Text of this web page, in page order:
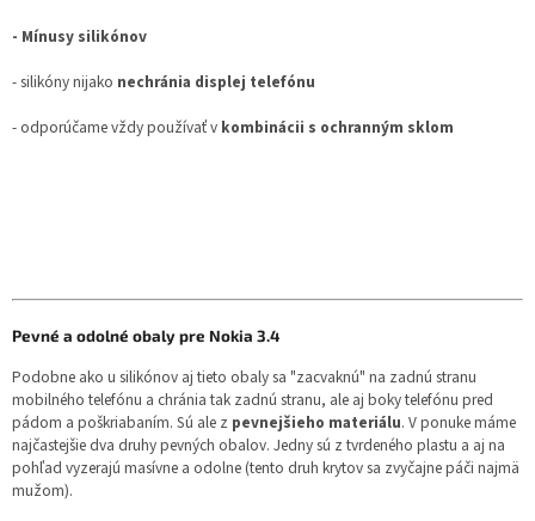
- Mínusy silikónov
- silikóny nijako nechránia displej telefónu
- odporúčame vždy používať v kombinácii s ochranným sklom
Pevné a odolné obaly pre Nokia 3.4
Podobne ako u silikónov aj tieto obaly sa "zacvaknú" na zadnú stranu
mobilného telefónu a chránia tak zadnú stranu, ale aj boky telefónu pred
pádom a poškriabaním. Sú ale z pevnejšieho materiálu. V ponuke máme
najčastejšie dva druhy pevných obalov. Jedny sú z tvrdeného plastu a aj na
pohľad vyzerajú masívne a odolne (tento druh krytov sa zvyčajne páči najmä
mužom).